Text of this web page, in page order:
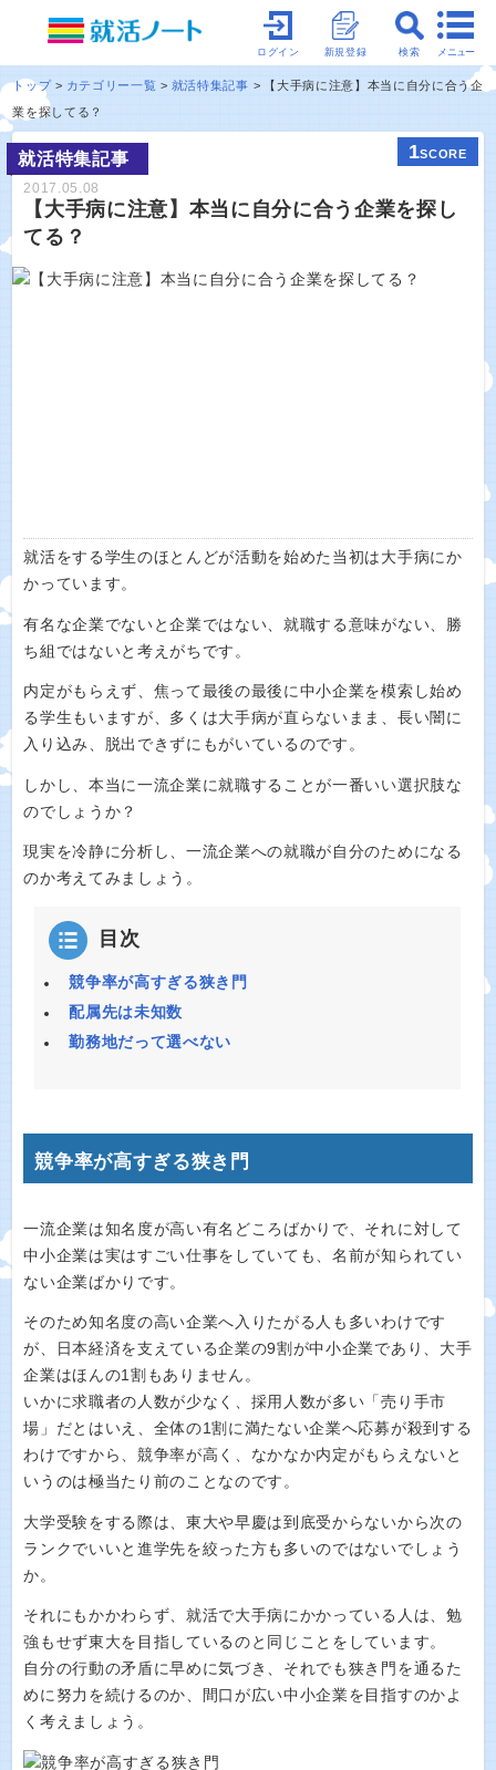
メニュー
検索
新規登録
ログイン
トップ カテゴリー一覧 就活特集記事
【大手病に注意】本当に自分に合う企
業を探してる？
就活特集記事 1SCORE
2017.05.08
【大手病に注意】本当に自分に合う企業を探し
てる？
就活をする学生のほとんどが活動を始めた当初は大手病にか
かっています。
有名な企業でないと企業ではない、就職する意味がない、勝
ち組ではないと考えがちです。
内定がもらえず、焦って最後の最後に中小企業を模索し始め
る学生もいますが、多くは大手病が直らないまま、長い闇に
入り込み、脱出できずにもがいているのです。
しかし、本当に一流企業に就職することが一番いい選択肢な
のでしょうか？
現実を冷静に分析し、一流企業への就職が自分のためになる
のか考えてみましょう。
目次
競争率が高すぎる狭き門
配属先は未知数
勤務地だって選べない
競争率が高すぎる狭き門
一流企業は知名度が高い有名どころばかりで、それに対して
中小企業は実はすごい仕事をしていても、名前が知られてい
ない企業ばかりです。
そのため知名度の高い企業へ入りたがる人も多いわけです
が、日本経済を支えている企業の9割が中小企業であり、大手
企業はほんの1割もありません。
いかに求職者の人数が少なく、採用人数が多い「売り手市
場」だとはいえ、全体の1割に満たない企業へ応募が殺到する
わけですから、競争率が高く、なかなか内定がもらえないと
いうのは極当たり前のことなのです。
大学受験をする際は、東大や早慶は到底受からないから次の
ランクでいいと進学先を絞った方も多いのではないでしょう
か。
それにもかかわらず、就活で大手病にかかっている人は、勉
強もせず東大を目指しているのと同じことをしています。
自分の行動の矛盾に早めに気づき、それでも狭き門を通るた
めに努力を続けるのか、間口が広い中小企業を目指すのかよ
く考えましょう。